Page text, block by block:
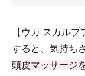
【ウカ スカル
すると、気持ち
頭皮マッサージ